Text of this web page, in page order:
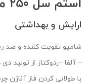
استم سل ۲۵۰ میلی لیتر
ارایش و بهداشتی
با طولانی کردن فاز آناژن